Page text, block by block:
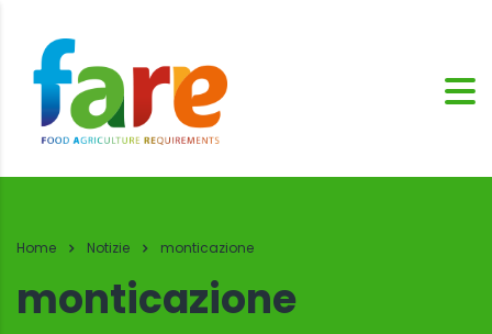
Home Notizie monticazione
monticazione